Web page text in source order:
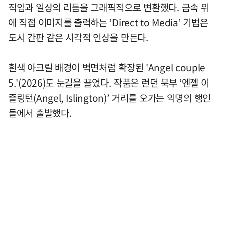
직임과 일상의 리듬을 그래픽적으로 변환했다. 금속 위
에 직접 이미지를 출력하는 ‘Direct to Media’ 기법은
도시 간판 같은 시각적 인상을 만든다.
흰색 아크릴 배경이 벽면처럼 확장된 'Angel couple
5.'(2026)도 눈길을 끌었다. 작품은 런던 북부 ‘엔젤 이
즐링턴(Angel, Islington)’ 거리를 오가는 익명의 행인
들에서 출발했다.